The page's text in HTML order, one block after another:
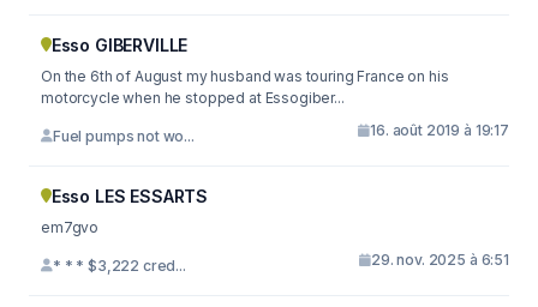
Esso GIBERVILLE
On the 6th of August my husband was touring France on his
motorcycle when he stopped at Essogiber...
Fuel pumps not wo... 16. août 2019 à 19:17
Esso LES ESSARTS
em7gvo
* * * $3,222 cred... 29. nov. 2025 à 6:51